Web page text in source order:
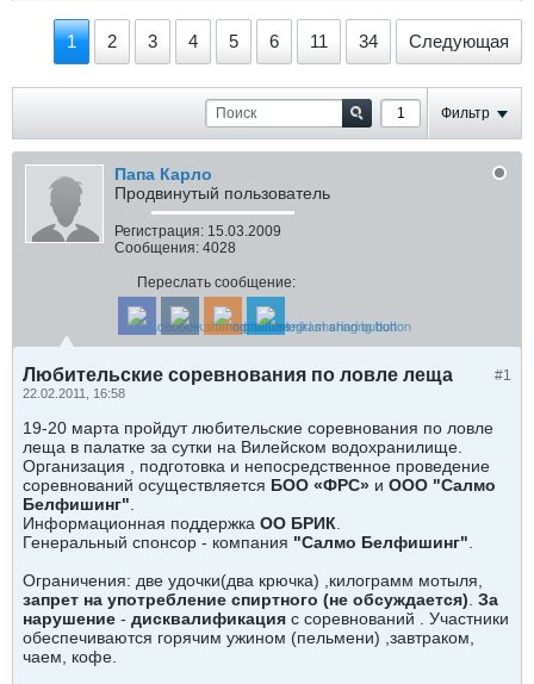
1 2 3 4 5 6 11 34 Следующая
Фильтр
Папа Карло
Продвинутый пользователь
Регистрация: 15.03.2009
Сообщения: 4028
Переслать сообщение:
#1
Любительские соревнования по ловле леща
22.02.2011, 16:58
19-20 марта пройдут любительские соревнования по ловле
леща в палатке за сутки на Вилейском водохранилище.
Организация , подготовка и непосредственное проведение
соревнований осуществляется БОО «ФРС» и ООО "Салмо
Белфишинг"
Информационная поддержка ОО БРИК
Генеральный спонсор - компания "Салмо Белфишинг"
Ограничения: две удочки(два крючка) ,килограмм мотыля,
запрет на употребление спиртного (не обсуждается) За
нарушение - дисквалификация с соревнований . Участники
обеспечиваются горячим ужином (пельмени) ,завтраком,
чаем, кофе.